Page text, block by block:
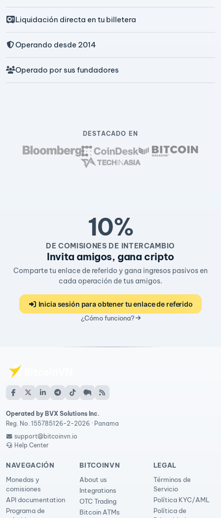
Liquidación directa en tu billetera
Operando desde 2014
Operado por sus fundadores
DESTACADO EN
10%
DE COMISIONES DE INTERCAMBIO
Invita amigos, gana cripto
Comparte tu enlace de referido y gana ingresos pasivos en
cada operación de tus amigos.
Inicia sesión para obtener tu enlace de referido
¿Cómo funciona?
Operated by BVX Solutions Inc.
Reg. No. 155785126-2-2026 · Panama
support@bitcoinvn.io
Help Center
NAVEGACIÓN
Monedas y
comisiones
API documentation
Programa de
BITCOINVN
About us
Integrations
OTC Trading
Bitcoin ATMs
LEGAL
Términos de
Servicio
Política KYC/AML
Política de